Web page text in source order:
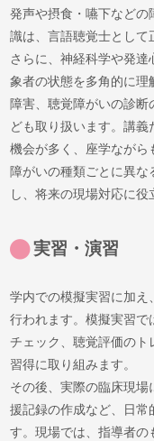
発声や摂食・嚥下などの
識は、言語聴覚士として
さらに、神経科学や発
象者の状態を多角的に
障害、聴覚障がいの診
ども取り扱います。講
機会が多く、座学ながら
障がいの種類ごとに異
し、将来の現場対応に役
実習・演習
学内での模擬実習に加
行われます。模擬実習
チェック、聴覚評価の
習得に取り組みます。
その後、実際の臨床現
援記録の作成など、日常
す。現場では、指導者の